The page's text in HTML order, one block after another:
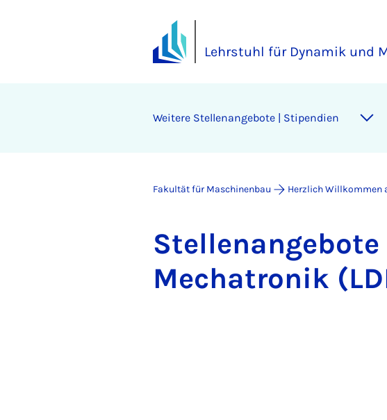
Lehrstuhl für Dynamik und
Wei­te­re Stel­len­an­ge­bo­te | Sti­pen­di­en
Fakultät für Maschinenbau Herzlich Willkommen
Me­cha­tro­nik